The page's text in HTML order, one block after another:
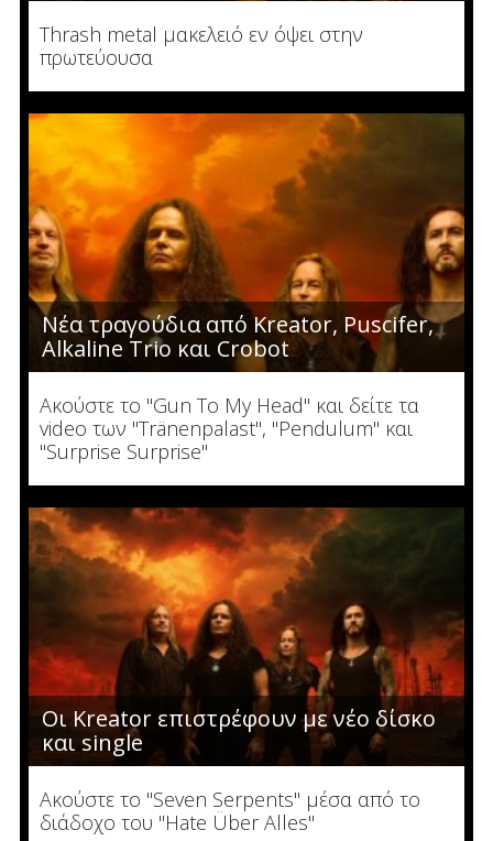
Thrash metal μακελειό εν όψει στην
πρωτεύουσα
Νέα τραγούδια από Kreator, Puscifer,
Alkaline Trio και Crobot
Ακούστε το "Gun To My Head" και δείτε τα
video των "Tränenpalast", "Pendulum" και
"Surprise Surprise"
Οι Kreator επιστρέφουν με νέο δίσκο
και single
Ακούστε το "Seven Serpents" μέσα από το
διάδοχο του "Hate Über Alles"